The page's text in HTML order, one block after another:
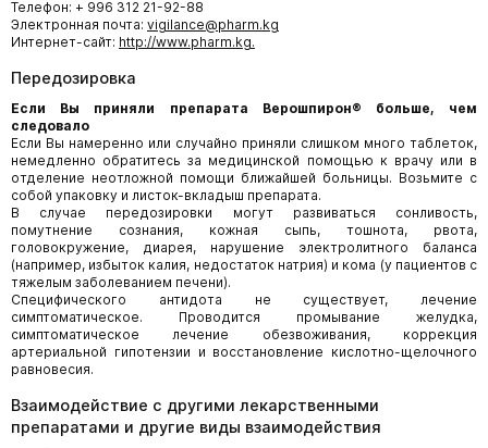
Телефон: + 996 312 21-92-88
Электронная почта: vigilance@pharm.kg
Интернет-сайт: http://www.pharm.kg.
Передозировка
Если Вы приняли препарата Верошпирон® больше, чем
следовало
Если Вы намеренно или случайно приняли слишком много таблеток,
немедленно обратитесь за медицинской помощью к врачу или в
отделение неотложной помощи ближайшей больницы. Возьмите с
собой упаковку и листок-вкладыш препарата.
В случае передозировки могут развиваться сонливость,
помутнение сознания, кожная сыпь, тошнота, рвота,
головокружение, диарея, нарушение электролитного баланса
(например, избыток калия, недостаток натрия) и кома (у пациентов с
тяжелым заболеванием печени).
Специфического антидота не существует, лечение
симптоматическое. Проводится промывание желудка,
симптоматическое лечение обезвоживания, коррекция
артериальной гипотензии и восстановление кислотно-щелочного
равновесия.
Взаимодействие с другими лекарственными
препаратами и другие виды взаимодействия